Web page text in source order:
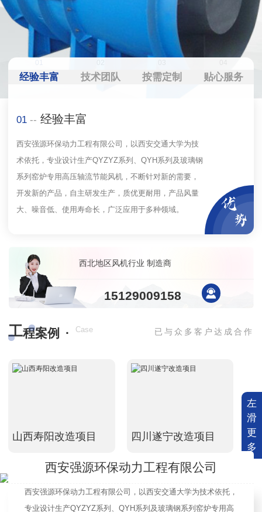
01 -- 经验丰富
西安强源环保动力工程有限公司，以西安交通大学为技
术依托，专业设计生产QYZYZ系列、QYH系列及玻璃钢
系列窑炉专用高压轴流节能风机，不断针对新的需要，
开发新的产品，自主研发生产，质优更耐用，产品风量
大、噪音低、使用寿命长，广泛应用于多种领域。
经验丰富 技术团队 按需定制 贴心服务
西北地区风机行业 制造商
15129009158
工程案例 · Case 已与众多客户达成合作
山西寿阳改造项目 四川遂宁改造项目
左
滑
更
多
西安强源环保动力工程有限公司
西安强源环保动力工程有限公司，以西安交通大学为技术依托，
专业设计生产QYZYZ系列、QYH系列及玻璃钢系列窑炉专用高